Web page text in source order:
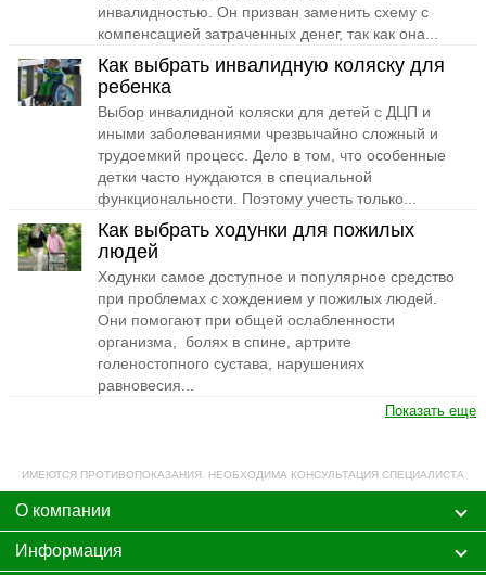
инвалидностью. Он призван заменить схему с
компенсацией затраченных денег, так как она...
Как выбрать инвалидную коляску для
ребенка
Выбор инвалидной коляски для детей с ДЦП и
иными заболеваниями чрезвычайно сложный и
трудоемкий процесс. Дело в том, что особенные
детки часто нуждаются в специальной
функциональности. Поэтому учесть только...
Как выбрать ходунки для пожилых
людей
Ходунки самое доступное и популярное средство
при проблемах с хождением у пожилых людей.
Они помогают при общей ослабленности
организма, болях в спине, артрите
голеностопного сустава, нарушениях
равновесия...
Показать еще
ИМЕЮТСЯ ПРОТИВОПОКАЗАНИЯ. НЕОБХОДИМА КОНСУЛЬТАЦИЯ СПЕЦИАЛИСТА
О компании
Информация